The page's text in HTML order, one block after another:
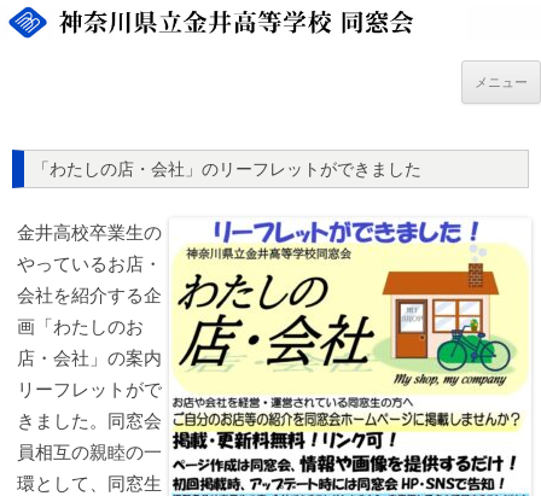
ン
メニュー
「わたしの店・会社」のリーフレットができました
金井高校卒業生の
やっているお店・
会社を紹介する企
画「わたしのお
店・会社」の案内
リーフレットがで
きました。同窓会
員相互の親睦の一
環として、同窓生